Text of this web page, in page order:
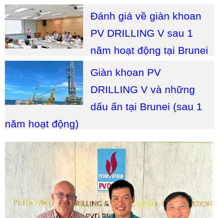
Đánh giá về giàn khoan
PV DRILLING V sau 1
năm hoạt động tại Brunei
Giàn khoan PV
DRILLING V và những
dấu ấn tại Brunei (sau 1
năm hoạt động)